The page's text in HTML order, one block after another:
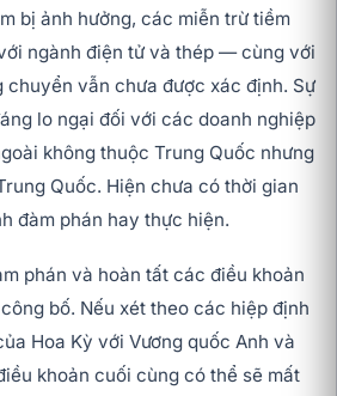
bị ảnh hưởng, các miễn trừ tiềm
ngành điện tử và thép — cùng với
vẫn chưa được xác định. Sự
lo ngại đối với các doanh nghiệp
không thuộc Trung Quốc nhưng
Quốc. Hiện chưa có thời gian
đàm phán hay thực hiện.
phán và hoàn tất các điều khoản
bố. Nếu xét theo các hiệp định
Hoa Kỳ với Vương quốc Anh và
khoản cuối cùng có thể sẽ mất